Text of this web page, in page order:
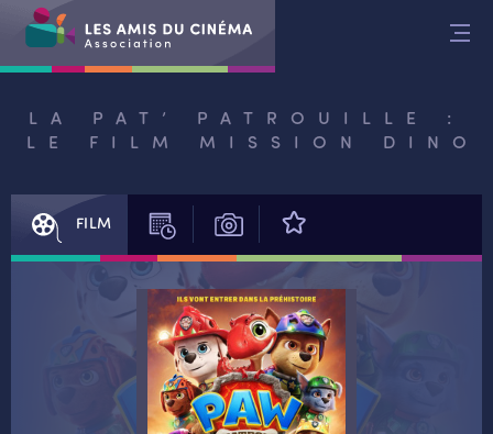
LA PAT’ PATROUILLE :
LE FILM MISSION DINO
FILM SÉANCES PHOTOS